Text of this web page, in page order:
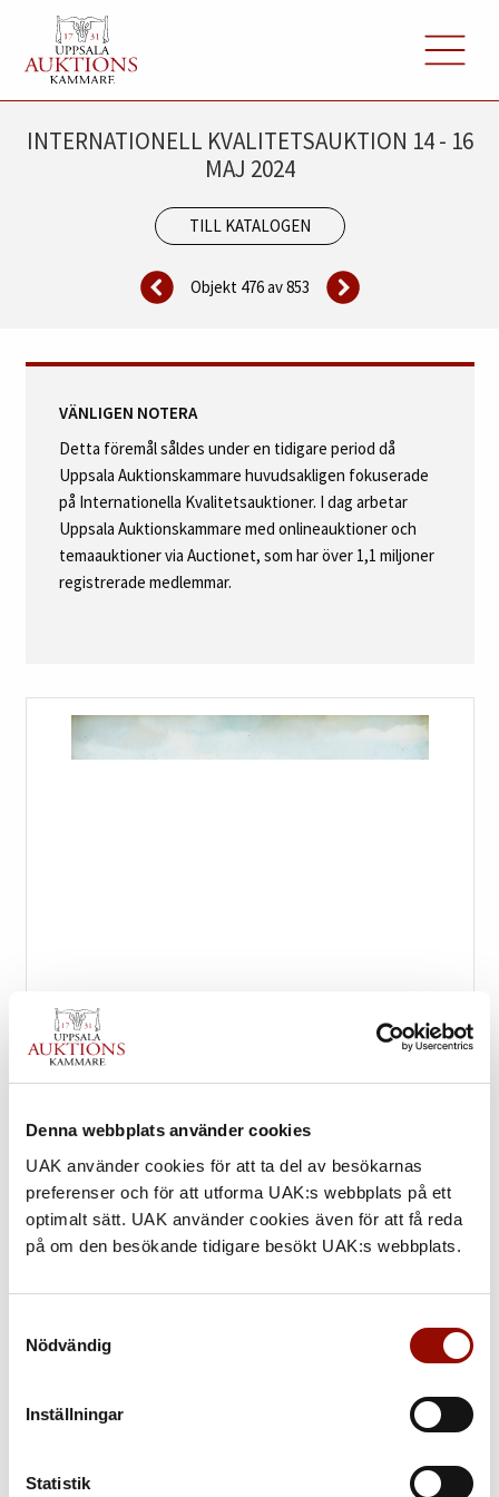
Denna webbplats använder cookies
UAK använder cookies för att ta del av besökarnas
preferenser och för att utforma UAK:s webbplats på ett
optimalt sätt. UAK använder cookies även för att få reda
på om den besökande tidigare besökt UAK:s webbplats.
Nödvändig
Inställningar
Statistik
INTERNATIONELL KVALITETSAUKTION 14 - 16
MAJ 2024
TILL KATALOGEN
Objekt 476 av853
VÄNLIGEN NOTERA
Detta föremål såldes under en tidigare period då
Uppsala Auktionskammare huvudsakligen fokuserade
på Internationella Kvalitetsauktioner. I dag arbetar
Uppsala Auktionskammare med onlineauktioner och
temaauktioner via Auctionet, som har över 1,1 miljoner
registrerade medlemmar.
521. LOTTE LASERSTEIN
UTROP
25.000 - 30.000 SEK
25.000 SEK